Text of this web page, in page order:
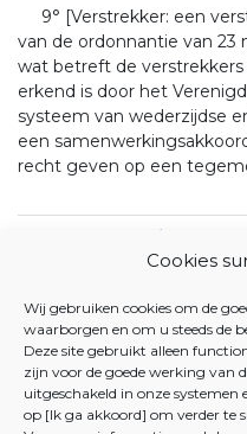
Cookies
Wij gebruiken cookies om de
waarborgen en om u steeds de
Deze site gebruikt alleen
zijn voor de goede werking van
uitgeschakeld in onze
op [Ik ga akkoord] om verder te
9° [Verstrekker: een
van de ordonnantie van 23
wat betreft de
erkend is door het
systeem van wederzijdse
een
recht geven op een
21 DECEMBER 2018. -
Brusselse
gezondheidszorg en de